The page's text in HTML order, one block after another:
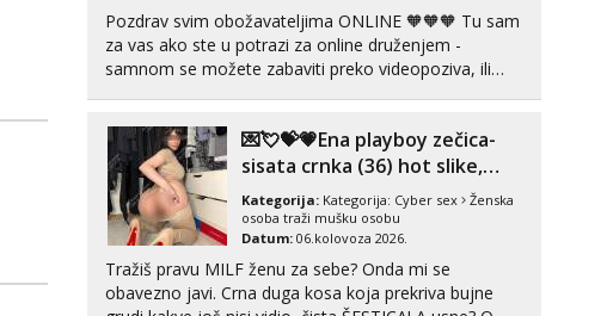
Tel:064/677-677- Kod: #123
tel:0,93€ - mob:1,12€ min
Obavijesti me kada se oslobodi
Čekam tvoj poziv!
Tel: 064/677-677- Kod: #142
Pozdrav svim obožavateljima ONLINE 🧡🧡🧡 Tu sam
za vas ako ste u potrazi za online druženjem -
samnom se možete zabaviti preko videopoziva, ili
tipkanja uz slike i hot line pozive. Za vas sam
pripremila ...
💌💘💝💗Ena playboy zečica-
sisata crnka (36) hot slike,
videa i c2c💗
Kategorija: Kategorija: Cyber sex
Ženska
osoba traži mušku osobu
Datum: 06.kolovoza 2026.
Tražiš pravu MILF ženu za sebe? Onda mi se
obavezno javi. Crna duga kosa koja prekriva bujne